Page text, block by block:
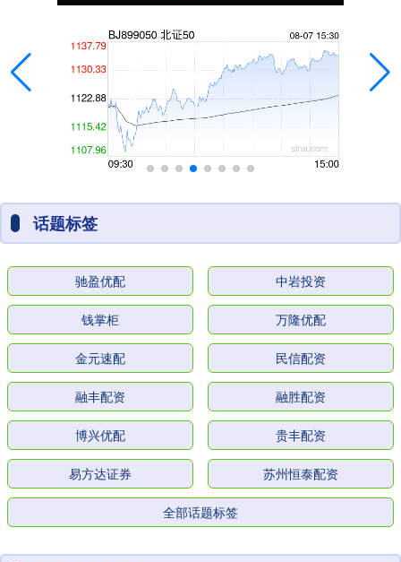
话题标签
驰盈优配 中岩投资
钱掌柜 万隆优配
金元速配 民信配资
融丰配资 融胜配资
博兴优配 贵丰配资
易方达证券 苏州恒泰配资
全部话题标签